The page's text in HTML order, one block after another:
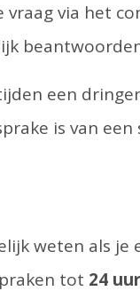
vraag via het
een
is van
weten als
tot 24